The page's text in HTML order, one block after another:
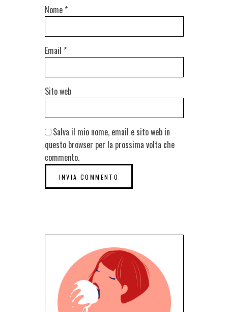
Nome *
Email *
Sito web
Salva il mio nome, email e sito web in
questo browser per la prossima volta che
commento.